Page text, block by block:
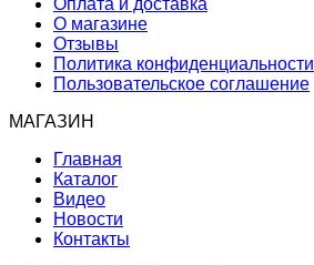
О магазине
Отзывы
Политика конфиденциальности
Пользовательское соглашение
МАГАЗИН
Главная
Каталог
Видео
Новости
Контакты